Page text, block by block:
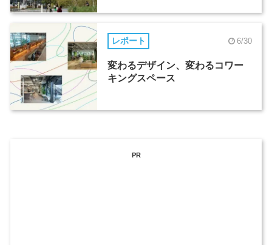
レポート 6/30
変わるデザイン、変わるコワー
キングスペース
PR